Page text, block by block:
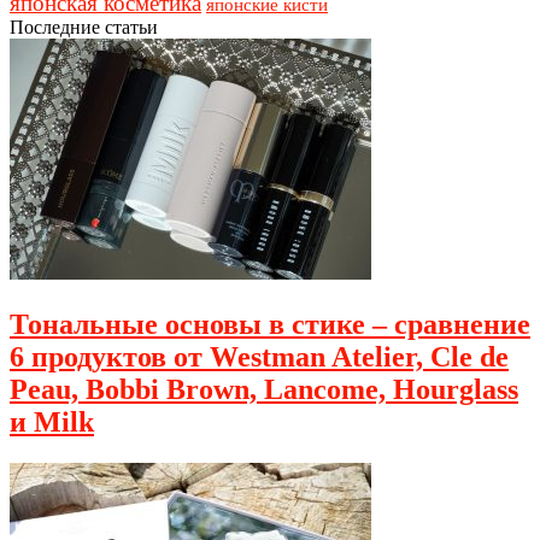
Последние статьи
Тональные основы в стике – сравнение
6 продуктов от Westman Atelier, Cle de
Peau, Bobbi Brown, Lancome, Hourglass
и Milk